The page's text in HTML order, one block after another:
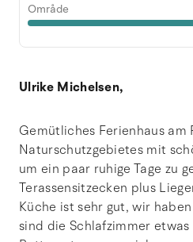
Område
Ulrike Michelsen,
Gemütliches Ferienhaus am
Naturschutzgebietes mit
um ein paar ruhige Tage zu
Terassensitzecken plus
Küche ist sehr gut, wir
sind die Schlafzimmer